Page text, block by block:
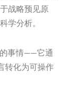
战略预见原
学分析。
事情——它通
转化为可操作